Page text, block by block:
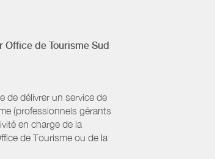
Office de Tourisme Sud
de délivrer un service de
(professionnels gérants
en charge de la
de Tourisme ou de la